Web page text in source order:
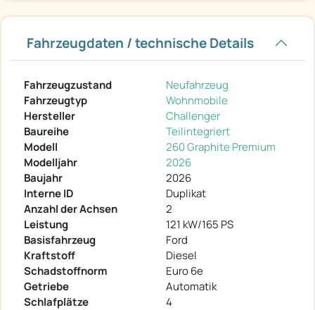
Fahrzeugdaten / technische Details
Fahrzeugzustand
Neufahrzeug
Fahrzeugtyp
Wohnmobile
Hersteller
Challenger
Baureihe
Teilintegriert
Modell
260 Graphite Premium
Modelljahr
2026
Baujahr
2026
Interne ID
Duplikat
Anzahl der Achsen
2
Leistung
121 kW/165 PS
Basisfahrzeug
Ford
Kraftstoff
Diesel
Schadstoffnorm
Euro 6e
Getriebe
Automatik
Schlafplätze
4